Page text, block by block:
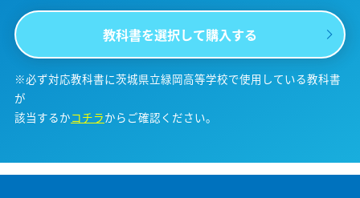
教科書を選択して購入する
※必ず対応教科書に茨城県立緑岡高等学校で使用している教科書
が
該当するかコチラからご確認ください。